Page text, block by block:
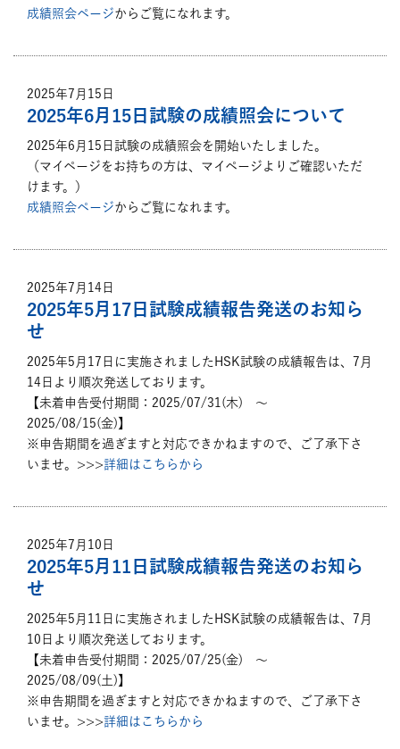
成績照会ページからご覧になれます。
2025年7月15日
2025年6月15日試験の成績照会について
2025年6月15日試験の成績照会を開始いたしました。
（マイページをお持ちの方は、マイページよりご確認いただ
けます。）
成績照会ページからご覧になれます。
2025年7月14日
2025年5月17日試験成績報告発送のお知ら
せ
2025年5月17日に実施されましたHSK試験の成績報告は、7月
14日より順次発送しております。
【未着申告受付期間：2025/07/31(木) ～
2025/08/15(金)】
※申告期間を過ぎますと対応できかねますので、ご了承下さ
いませ。>>>詳細はこちらから
2025年7月10日
2025年5月11日試験成績報告発送のお知ら
せ
2025年5月11日に実施されましたHSK試験の成績報告は、7月
10日より順次発送しております。
【未着申告受付期間：2025/07/25(金) ～
2025/08/09(土)】
※申告期間を過ぎますと対応できかねますので、ご了承下さ
いませ。>>>詳細はこちらから